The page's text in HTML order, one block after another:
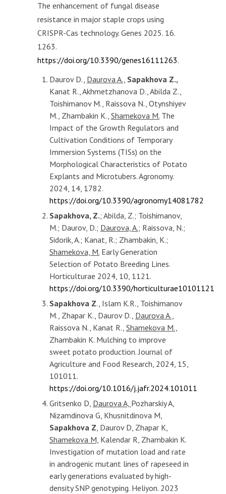
The enhancement of fungal disease
resistance in major staple crops using
CRISPR-Cas technology. Genes 2025. 16.
1263.
https://doi.org/10.3390/genes16111263.
Daurov D., Daurova A., Sapakhova Z.,
Kanat R., Akhmetzhanova D., Abilda Z.,
Toishimanov M., Raissova N., Otynshiyev
M., Zhambakin K., Shamekova M. The
Impact of the Growth Regulators and
Cultivation Conditions of Temporary
Immersion Systems (TISs) on the
Morphological Characteristics of Potato
Explants and Microtubers. Agronomy.
2024, 14, 1782.
https://doi.org/10.3390/agronomy14081782
Sapakhova, Z.; Abilda, Z.; Toishimanov,
M.; Daurov, D.; Daurova, A.; Raissova, N.;
Sidorik, A.; Kanat, R.; Zhambakin, K.;
Shamekova, M. Early Generation
Selection of Potato Breeding Lines.
Horticulturae 2024, 10, 1121.
https://doi.org/10.3390/horticulturae10101121
Sapakhova Z., Islam K.R., Toishimanov
M., Zhapar K., Daurov D., Daurova A.,
Raissova N., Kanat R., Shamekova M.,
Zhambakin K. Mulching to improve
sweet potato production. Journal of
Agriculture and Food Research, 2024, 15,
101011.
https://doi.org/10.1016/j.jafr.2024.101011
Gritsenko D, Daurova A, Pozharskiy A,
Nizamdinova G, Khusnitdinova M,
Sapakhova Z, Daurov D, Zhapar K,
Shamekova M, Kalendar R, Zhambakin K.
Investigation of mutation load and rate
in androgenic mutant lines of rapeseed in
early generations evaluated by high-
density SNP genotyping. Heliyon. 2023